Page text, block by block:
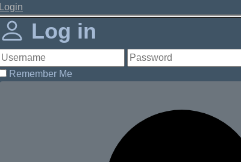
Login
Log in
Remember Me